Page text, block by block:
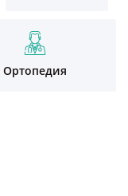
Ортопедия